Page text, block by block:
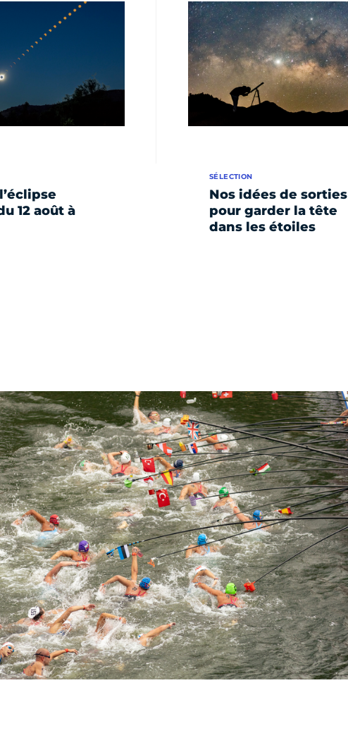
12 août à
Nos idées de sorties
pour garder la tête
dans les étoiles
SÉLECTION